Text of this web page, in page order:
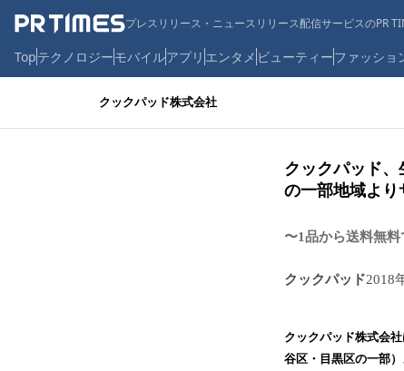
プレスリリース・ニュースリリース配信サービスのPR
Topテクノロジーモバイルアプリ エンタメ ビューティーファッショ
クックパッド株式会社
クックパッド
の一部地域よ
〜1品から送料無
クックパッド2018
クックパッド株式会
谷区・目黒区の一部